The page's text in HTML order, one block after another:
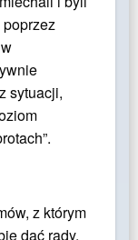
sytuacji,
z którym
dać rady.